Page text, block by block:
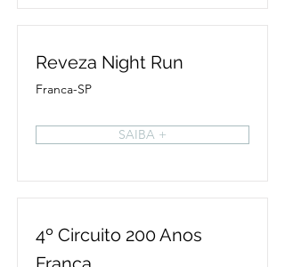
Reveza Night Run
Franca-SP
SAIBA +
4º Circuito 200 Anos